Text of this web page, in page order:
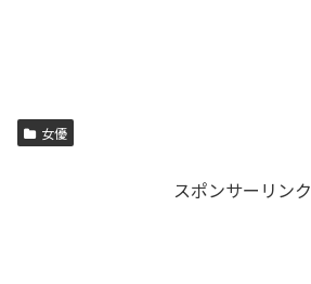
女優
スポンサーリンク